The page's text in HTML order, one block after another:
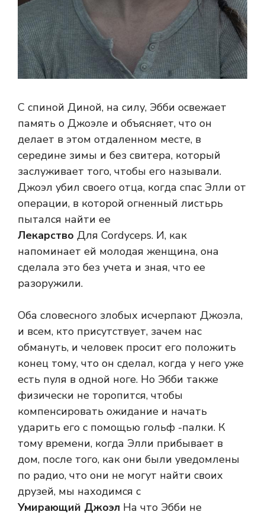
С спиной Диной, на силу, Эбби освежает
память о Джоэле и объясняет, что он
делает в этом отдаленном месте, в
середине зимы и без свитера, который
заслуживает того, чтобы его называли.
Джоэл убил своего отца, когда спас Элли от
операции, в которой огненный листьрь
пытался найти ее
Лекарство Для Cordyceps. И, как
напоминает ей молодая женщина, она
сделала это без учета и зная, что ее
разоружили.
Оба словесного злобых исчерпают Джоэла,
и всем, кто присутствует, зачем нас
обмануть, и человек просит его положить
конец тому, что он сделал, когда у него уже
есть пуля в одной ноге. Но Эбби также
физически не торопится, чтобы
компенсировать ожидание и начать
ударить его с помощью гольф -палки. К
тому времени, когда Элли прибывает в
дом, после того, как они были уведомлены
по радио, что они не могут найти своих
друзей, мы находимся с
Умирающий Джоэл На что Эбби не